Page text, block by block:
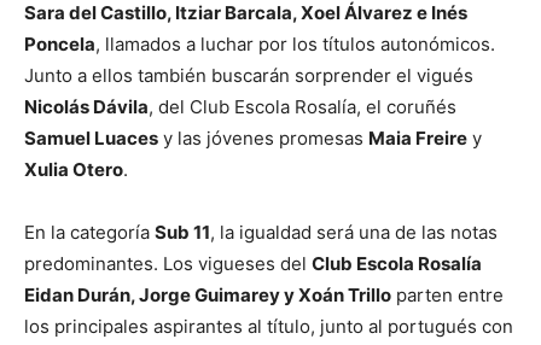
Sara del Castillo, Itziar Barcala, Xoel Álvarez e Inés
Poncela, llamados a luchar por los títulos autonómicos.
Junto a ellos también buscarán sorprender el vigués
Nicolás Dávila, del Club Escola Rosalía, el coruñés
Samuel Luaces y las jóvenes promesas Maia Freire y
Xulia Otero.
En la categoría Sub 11, la igualdad será una de las notas
predominantes. Los vigueses del Club Escola Rosalía
Eidan Durán, Jorge Guimarey y Xoán Trillo parten entre
los principales aspirantes al título, junto al portugués con